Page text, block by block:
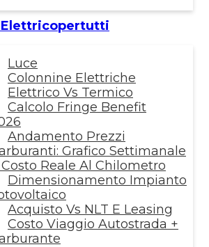
Elettricopertutti
Luce
Colonnine Elettriche
Elettrico Vs Termico
Calcolo Fringe Benefit
Andamento Prezzi
Grafico Settimanale
Costo Reale Al Chilometro
Dimensionamento Impianto
Acquisto Vs NLT E Leasing
Costo Viaggio Autostrada +